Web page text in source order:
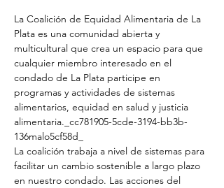
La Coalición de Equidad Alimentaria de La
Plata es una comunidad abierta y
multicultural que crea un espacio para que
cualquier miembro interesado en el
condado de La Plata participe en
programas y actividades de sistemas
alimentarios, equidad en salud y justicia
alimentaria._cc781905-5cde-3194-bb3b-
136malo5cf58d_
La coalición trabaja a nivel de sistemas para
facilitar un cambio sostenible a largo plazo
en nuestro condado. Las acciones del